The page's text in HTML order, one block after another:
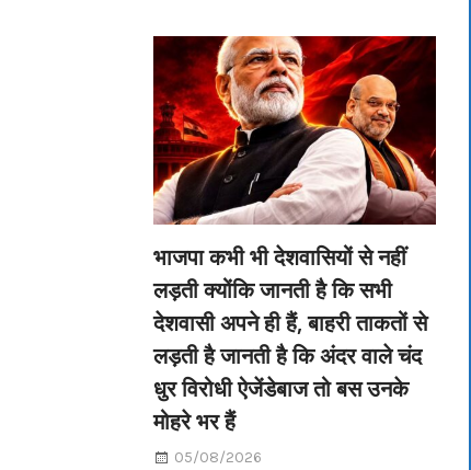
भाजपा कभी भी देशवासियों से नहीं
लड़ती क्योंकि जानती है कि सभी
देशवासी अपने ही हैं, बाहरी ताकतों से
लड़ती है जानती है कि अंदर वाले चंद
धुर विरोधी ऐजेंडेबाज तो बस उनके
मोहरे भर हैं
05/08/2026